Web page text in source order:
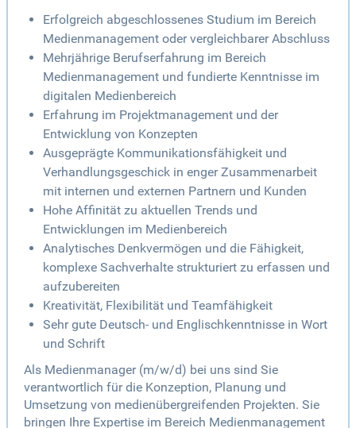
Erfolgreich abgeschlossenes Studium im Bereich
Medienmanagement oder vergleichbarer Abschluss
Mehrjährige Berufserfahrung im Bereich
Medienmanagement und fundierte Kenntnisse im
digitalen Medienbereich
Erfahrung im Projektmanagement und der
Entwicklung von Konzepten
Ausgeprägte Kommunikationsfähigkeit und
Verhandlungsgeschick in enger Zusammenarbeit
mit internen und externen Partnern und Kunden
Hohe Affinität zu aktuellen Trends und
Entwicklungen im Medienbereich
Analytisches Denkvermögen und die Fähigkeit,
komplexe Sachverhalte strukturiert zu erfassen und
aufzubereiten
Kreativität, Flexibilität und Teamfähigkeit
Sehr gute Deutsch- und Englischkenntnisse in Wort
und Schrift
Als Medienmanager (m/w/d) bei uns sind Sie
verantwortlich für die Konzeption, Planung und
Umsetzung von medienübergreifenden Projekten. Sie
bringen Ihre Expertise im Bereich Medienmanagement